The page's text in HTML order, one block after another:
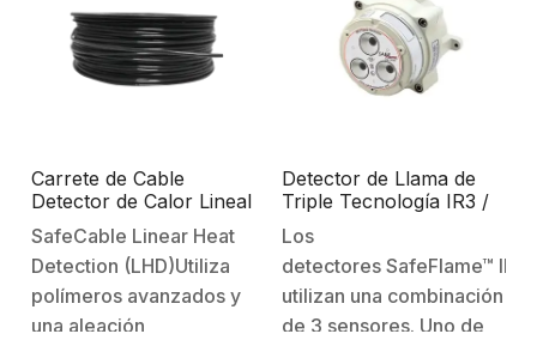
de PVC.Uso en
aplicaciones de alarmas,
cableado de sensores,
Carrete de Cable
Detector de Calor Lineal
(LHD) a 88°C /
Convencional / 152
Metros / Recubrimiento
de Nylon Negro para
Aplicaciones en Exterior
SafeCable Linear Heat
Detection (LHD)Utiliza
polímeros avanzados y
una aleación
Detector de Llama de
Triple Tecnología IR3 /
Convencional / Alcance
de hasta 60 m /
Fabricado en Aluminio /
Requiere montaje
SF3000
Los
detectores SafeFlame™ IR3
utilizan una combinación
de 3 sensores. Uno de